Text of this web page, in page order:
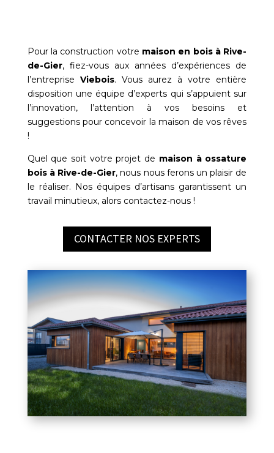
Pour la construction votre maison en bois à Rive-
de-Gier, fiez-vous aux années d’expériences de
l’entreprise Viebois. Vous aurez à votre entière
disposition une équipe d’experts qui s’appuient sur
l’innovation, l’attention à vos besoins et
suggestions pour concevoir la maison de vos rêves
!
Quel que soit votre projet de maison à ossature
bois à Rive-de-Gier, nous nous ferons un plaisir de
le réaliser. Nos équipes d’artisans garantissent un
travail minutieux, alors contactez-nous !
CONTACTER NOS EXPERTS